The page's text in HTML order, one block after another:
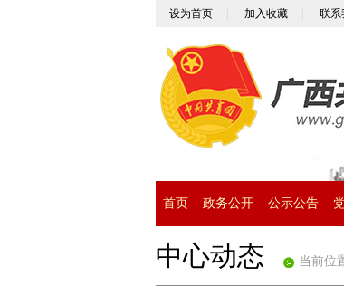
设为首页 加入收藏 联系
首页 政务公开 公示公告
中心动态 当前位